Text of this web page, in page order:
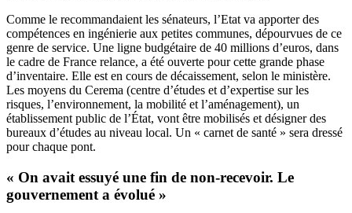
Comme le recommandaient les sénateurs, l’Etat va apporter des
compétences en ingénierie aux petites communes, dépourvues de ce
genre de service. Une ligne budgétaire de 40 millions d’euros, dans
le cadre de France relance, a été ouverte pour cette grande phase
d’inventaire. Elle est en cours de décaissement, selon le ministère.
Les moyens du Cerema (centre d’études et d’expertise sur les
risques, l’environnement, la mobilité et l’aménagement), un
établissement public de l’État, vont être mobilisés et désigner des
bureaux d’études au niveau local. Un « carnet de santé » sera dressé
pour chaque pont.
« On avait essuyé une fin de non-recevoir. Le
gouvernement a évolué »